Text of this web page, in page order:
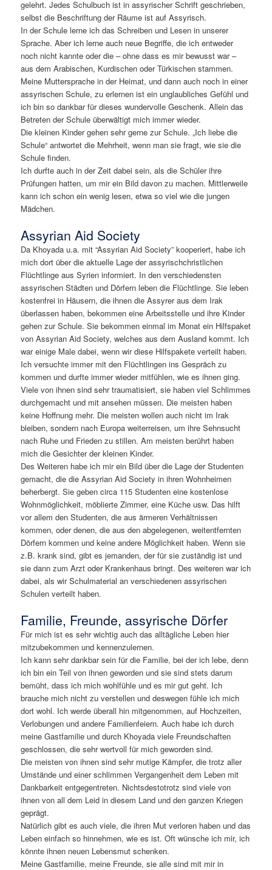
gelehrt. Jedes Schulbuch ist in assyrischer Schrift geschrieben,
selbst die Beschriftung der Räume ist auf Assyrisch.
In der Schule lerne ich das Schreiben und Lesen in unserer
Sprache. Aber ich lerne auch neue Begriffe, die ich entweder
noch nicht kannte oder die – ohne dass es mir bewusst war –
aus dem Arabischen, Kurdischen oder Türkischen stammen.
Meine Muttersprache in der Heimat, und dann auch noch in einer
assyrischen Schule, zu erlernen ist ein unglaubliches Gefühl und
ich bin so dankbar für dieses wundervolle Geschenk. Allein das
Betreten der Schule überwältigt mich immer wieder.
Die kleinen Kinder gehen sehr gerne zur Schule. „Ich liebe die
Schule“ antwortet die Mehrheit, wenn man sie fragt, wie sie die
Schule finden.
Ich durfte auch in der Zeit dabei sein, als die Schüler ihre
Prüfungen hatten, um mir ein Bild davon zu machen. Mittlerweile
kann ich schon ein wenig lesen, etwa so viel wie die jungen
Mädchen.
Assyrian Aid Society
Da Khoyada u.a. mit “Assyrian Aid Society” kooperiert, habe ich
mich dort über die aktuelle Lage der assyrischchristlichen
Flüchtlinge aus Syrien informiert. In den verschiedensten
assyrischen Städten und Dörfern leben die Flüchtlinge. Sie leben
kostenfrei in Häusern, die ihnen die Assyrer aus dem Irak
überlassen haben, bekommen eine Arbeitsstelle und ihre Kinder
gehen zur Schule. Sie bekommen einmal im Monat ein Hilfspaket
von Assyrian Aid Society, welches aus dem Ausland kommt. Ich
war einige Male dabei, wenn wir diese Hilfspakete verteilt haben.
Ich versuchte immer mit den Flüchtlingen ins Gespräch zu
kommen und durfte immer wieder mitfühlen, wie es ihnen ging.
Viele von ihnen sind sehr traumatisiert, sie haben viel Schlimmes
durchgemacht und mit ansehen müssen. Die meisten haben
keine Hoffnung mehr. Die meisten wollen auch nicht im Irak
bleiben, sondern nach Europa weiterreisen, um ihre Sehnsucht
nach Ruhe und Frieden zu stillen. Am meisten berührt haben
mich die Gesichter der kleinen Kinder.
Des Weiteren habe ich mir ein Bild über die Lage der Studenten
gemacht, die die Assyrian Aid Society in ihren Wohnheimen
beherbergt. Sie geben circa 115 Studenten eine kostenlose
Wohnmöglichkeit, möblierte Zimmer, eine Küche usw. Das hilft
vor allem den Studenten, die aus ärmeren Verhältnissen
kommen, oder denen, die aus den abgelegenen, weitentfernten
Dörfern kommen und keine andere Möglichkeit haben. Wenn sie
z.B. krank sind, gibt es jemanden, der für sie zuständig ist und
sie dann zum Arzt oder Krankenhaus bringt. Des weiteren war ich
dabei, als wir Schulmaterial an verschiedenen assyrischen
Schulen verteilt haben.
Familie, Freunde, assyrische Dörfer
Für mich ist es sehr wichtig auch das alltägliche Leben hier
mitzubekommen und kennenzulernen.
Ich kann sehr dankbar sein für die Familie, bei der ich lebe, denn
ich bin ein Teil von ihnen geworden und sie sind stets darum
bemüht, dass ich mich wohlfühle und es mir gut geht. Ich
brauche mich nicht zu verstellen und deswegen fühle ich mich
dort wohl. Ich werde überall hin mitgenommen, auf Hochzeiten,
Verlobungen und andere Familienfeiern. Auch habe ich durch
meine Gastfamilie und durch Khoyada viele Freundschaften
geschlossen, die sehr wertvoll für mich geworden sind.
Die meisten von ihnen sind sehr mutige Kämpfer, die trotz aller
Umstände und einer schlimmen Vergangenheit dem Leben mit
Dankbarkeit entgegentreten. Nichtsdestotrotz sind viele von
ihnen von all dem Leid in diesem Land und den ganzen Kriegen
geprägt.
Natürlich gibt es auch viele, die ihren Mut verloren haben und das
Leben einfach so hinnehmen, wie es ist. Oft wünsche ich mir, ich
könnte ihnen neuen Lebensmut schenken.
Meine Gastfamilie, meine Freunde, sie alle sind mit mir in